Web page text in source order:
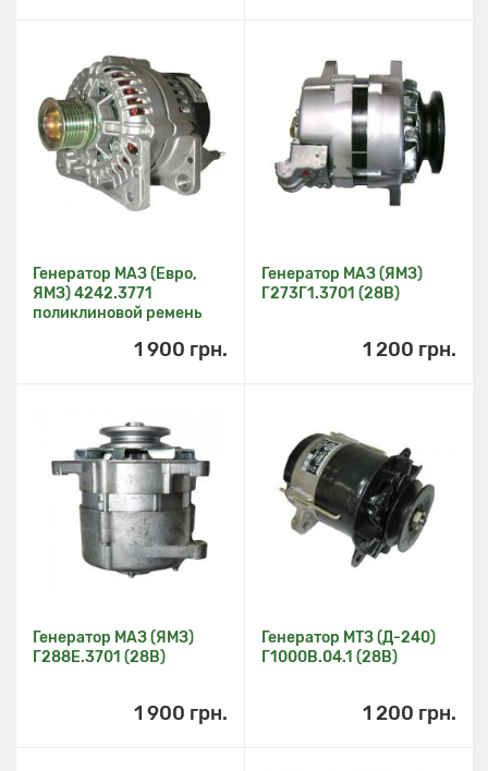
Генератор МАЗ (Евро,
ЯМЗ) 4242.3771
поликлиновой ремень
1 900 грн.
Генератор МАЗ (ЯМЗ)
Г273Г1.3701 (28В)
1 200 грн.
Генератор МАЗ (ЯМЗ)
Г288Е.3701 (28В)
1 900 грн.
Генератор МТЗ (Д-240)
Г1000В.04.1 (28В)
1 200 грн.